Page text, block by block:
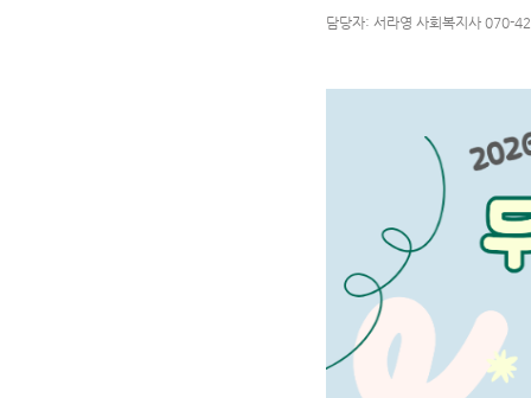
담당자: 서라영 사회복지사 070-